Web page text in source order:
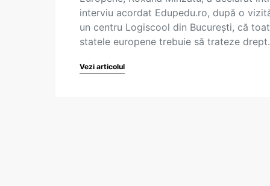
interviu acordat Edupedu.ro, după o
un centru Logiscool din București, că
statele europene trebuie să trateze
Vezi articolul